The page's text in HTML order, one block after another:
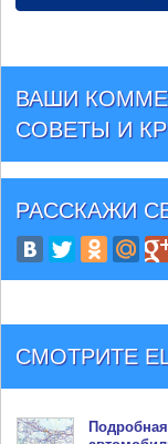
ВАШИ
СОВЕТЫ И
РАССКАЖИ
СМОТРИТЕ